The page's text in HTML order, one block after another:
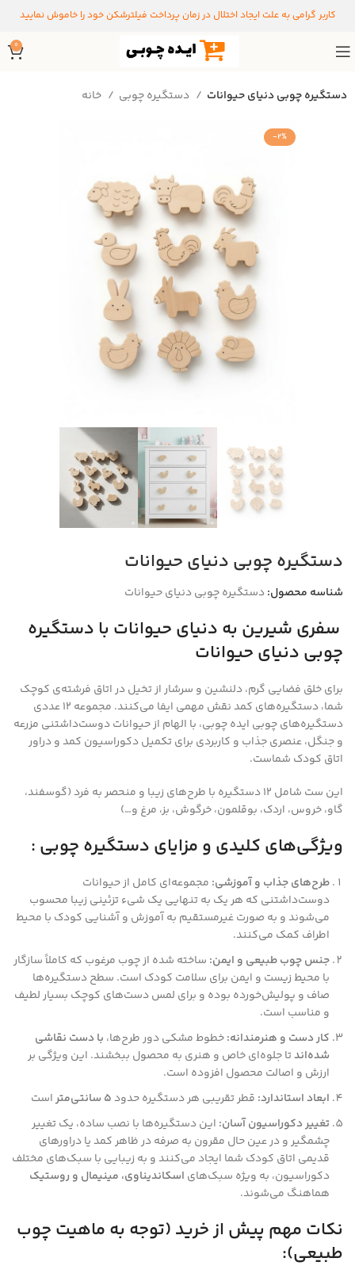
کاربر گرامی به علت ایجاد اختلال در زمان پرداخت فیلترشکن خود را خاموش نمایید
0
خانه دستگیره‌ چوبی دستگیره‌ چوبی دنیای حیوانات
-2%
دستگیره‌ چوبی دنیای حیوانات
شناسه محصول:دستگیره‌ چوبی دنیای حیوانات
سفری شیرین به دنیای حیوانات با دستگیره‌
چوبی دنیای حیوانات
برای خلق فضایی گرم، دلنشین و سرشار از تخیل در اتاق فرشته‌ی کوچک
شما، دستگیره‌های کمد نقش مهمی ایفا می‌کنند. مجموعه ۱۲ عددی
دستگیره‌های چوبی ایده چوبی، با الهام از حیوانات دوست‌داشتنی مزرعه
و جنگل، عنصری جذاب و کاربردی برای تکمیل دکوراسیون کمد و دراور
اتاق کودک شماست.
این ست شامل ۱۲ دستگیره با طرح‌های زیبا و منحصر به فرد (گوسفند،
گاو، خروس، اردک، بوقلمون، خرگوش، بز، مرغ و…)
ویژگی‌های کلیدی و مزایای دستگیره چوبی :
طرح‌های جذاب و آموزشی: مجموعه‌ای کامل از حیوانات
دوست‌داشتنی که هر یک به تنهایی یک شیء تزئینی زیبا محسوب
می‌شوند و به صورت غیرمستقیم به آموزش و آشنایی کودک با محیط
اطراف کمک می‌کنند.
جنس چوب طبیعی و ایمن: ساخته شده از چوب مرغوب که کاملاً سازگار
با محیط زیست و ایمن برای سلامت کودک است. سطح دستگیره‌ها
صاف و پولیش‌خورده بوده و برای لمس دست‌های کوچک بسیار لطیف
و مناسب است.
کار دست و هنرمندانه:خطوط مشکی دور طرح‌ها، با دست نقاشی
شده‌اندتا جلوه‌ای خاص و هنری به محصول ببخشند. این ویژگی بر
ارزش و اصالت محصول افزوده است.
ابعاد استاندارد: قطر تقریبی هر دستگیره حدود۵ سانتی‌متر
است
تغییر دکوراسیون آسان: این دستگیره‌ها با نصب ساده، یک تغییر
چشمگیر و در عین حال مقرون به صرفه در ظاهر کمد یا دراورهای
قدیمی اتاق کودک شما ایجاد می‌کنند و به زیبایی با سبک‌های مختلف
دکوراسیون، به ویژه سبک‌های اسکاندیناوی، مینیمال و روستیک
هماهنگ می‌شوند.
نکات مهم پیش از خرید (توجه به ماهیت چوب
طبیعی):